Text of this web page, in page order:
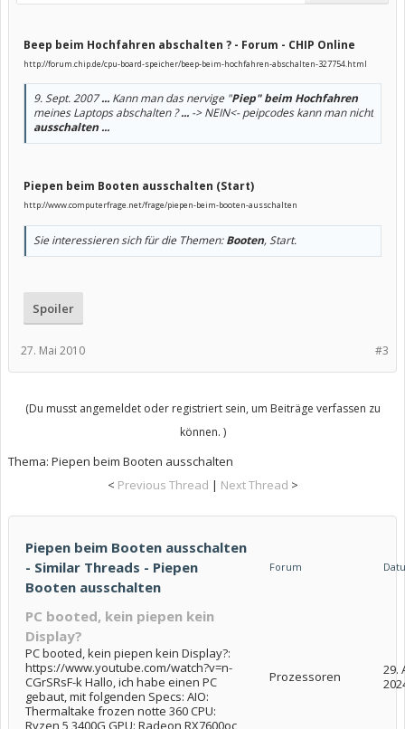
Beep beim Hochfahren abschalten ? - Forum - CHIP Online
http://forum.chip.de/cpu-board-speicher/beep-beim-hochfahren-abschalten-327754.html
9. Sept. 2007... Kann man das nervige "Piep" beim Hochfahren
meines Laptops abschalten ?... -> NEIN<- peipcodes kann man nicht
ausschalten ...
Piepen beim Booten ausschalten (Start)
http://www.computerfrage.net/frage/piepen-beim-booten-ausschalten
Sie interessieren sich für die Themen:Booten, Start.
Spoiler
#3
27. Mai 2010
(Du musst angemeldet oder registriert sein, um Beiträge verfassen zu
können. )
Thema: Piepen beim Booten ausschalten
< Previous Thread | Next Thread >
Piepen beim Booten ausschalten
- Similar Threads - Piepen
Booten ausschalten
Forum
PC booted, kein piepen kein
Display?
PC booted, kein piepen kein Display?:
https://www.youtube.com/watch?v=n-
CGrSRsF-k Hallo, ich habe einen PC
gebaut, mit folgenden Specs: AIO:
Thermaltake frozen notte 360 CPU:
Ryzen 5 3400G GPU: Radeon RX7600oc
Prozessoren
29.